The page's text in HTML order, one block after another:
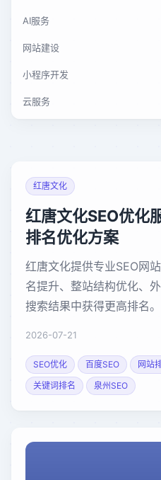
AI服务
网站建设
小程序开发
云服务
红唐文化
红唐文化SEO优化
排名优化方案
红唐文化提供专业SEO网
名提升、整站结构优化、
搜索结果中获得更高排名。
2026-07-21
SEO优化 百度SEO 网站
关键词排名
泉州SEO